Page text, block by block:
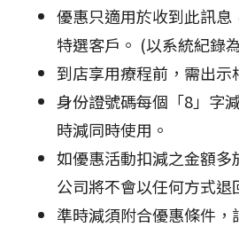
優惠只適用於收到此訊息
特選客戶。 (以系統紀錄
到店享用療程前，需出示
身份證號碼每個「8」字
時減同時使用。
如優惠活動扣減之金額多
公司將不會以任何方式退
準時減須附合優惠條件